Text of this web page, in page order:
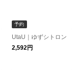
予約
UtaU｜ゆずシトロン
2,592円